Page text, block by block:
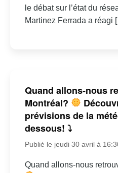
le débat sur l’état du
Martinez Ferrada a réagi
Quand allons-nous
Montréal?
prévisions de la
dessous! ⤵
Publié le jeudi 30 avril à
Quand allons-nous